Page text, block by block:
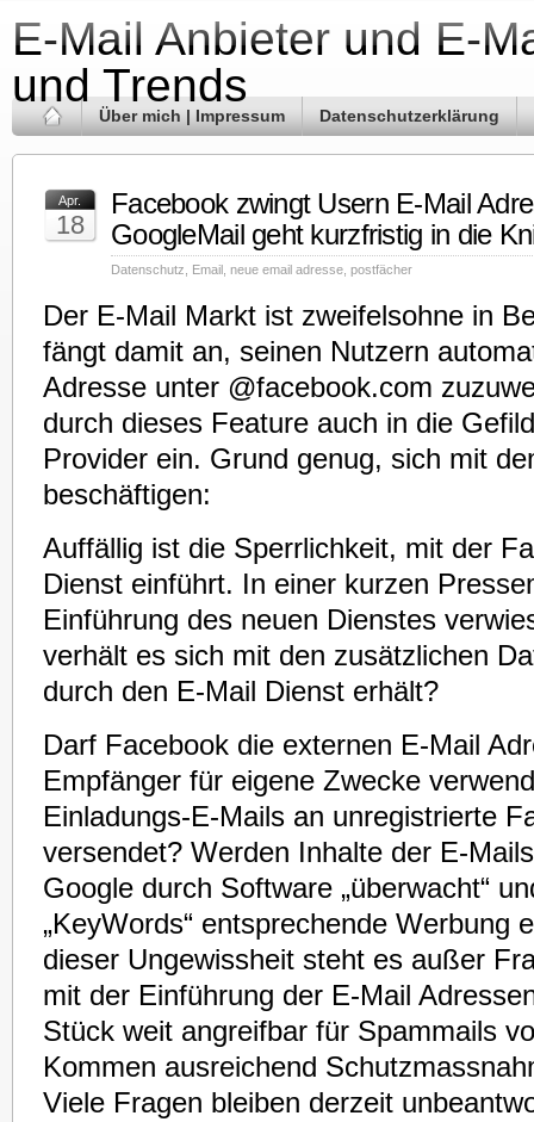
E-Mail Anbieter und E-
und Trends
Über mich | Impressum Datenschutzerklärung
Apr.
18
Facebook zwingt Usern E-Mail
GoogleMail geht kurzfristig in die
Datenschutz Email neue email adresse postfächer
Der E-Mail Markt ist zweifelsohne in
fängt damit an, seinen Nutzern
Adresse unter @facebook.com
durch dieses Feature auch in die
Provider ein. Grund genug, sich mit
beschäftigen:
Auffällig ist die Sperrlichkeit, mit der
Dienst einführt. In einer kurzen
Einführung des neuen Dienstes
verhält es sich mit den zusätzlichen
durch den E-Mail Dienst erhält?
Darf Facebook die externen E-Mail
Empfänger für eigene Zwecke
Einladungs-E-Mails an unregistrierte
versendet? Werden Inhalte der E-
Google durch Software „überwacht“
„KeyWords“ entsprechende Werbung
dieser Ungewissheit steht es außer
mit der Einführung der E-Mail
Stück weit angreifbar für Spammails
Kommen ausreichend
Viele Fragen bleiben derzeit